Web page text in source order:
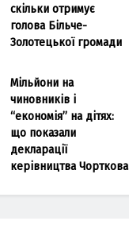
скільки отримує
голова Більче-
Золотецької громади
Мільйони на
чиновників і
“економія” на дітях:
що показали
декларації
керівництва Чорткова